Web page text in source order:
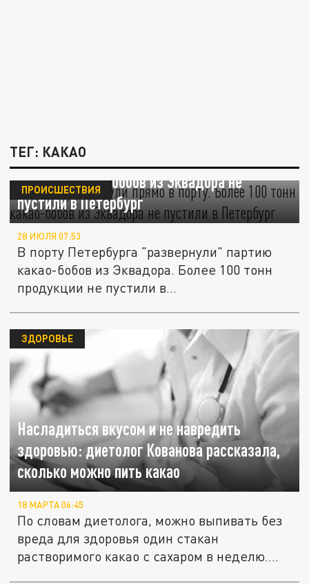
ТЕГ: КАКАО
Партию "развернули" прямо в порту. Более
100 тонн какао-бобов из Эквадора не
пустили в Петербург
ПРОИСШЕСТВИЯ
28 ИЮЛЯ 07:53
В порту Петербурга "развернули" партию
какао-бобов из Эквадора. Более 100 тонн
продукции не пустили в...
Насладиться вкусом и не навредить
здоровью: диетолог Кованова рассказала,
сколько можно пить какао
ЗДОРОВЬЕ
18 МАРТА 06:45
По словам диетолога, можно выпивать без
вреда для здоровья один стакан
растворимого какао с сахаром в неделю....